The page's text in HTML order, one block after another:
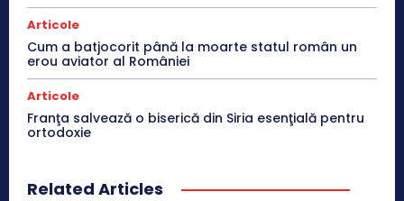
Articole
Cum a batjocorit până la moarte statul român un
erou aviator al României
Articole
Franţa salvează o biserică din Siria esenţială pentru
ortodoxie
Related Articles